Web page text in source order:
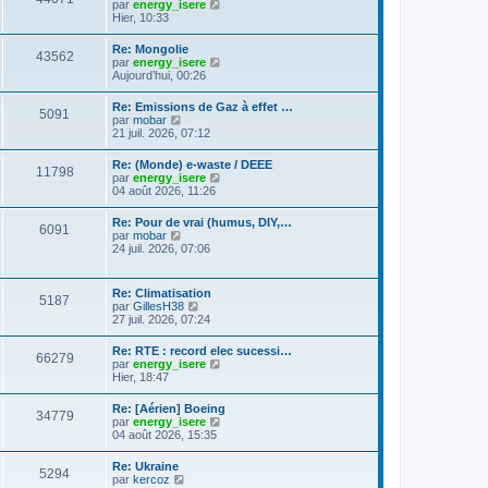
e
s
a
g
e
l
d
e
r
n
i
e
r
m
e
s
s
a
g
l
e
r
e
d
e
r
n
i
e
r
m
e
s
s
a
g
e
par energy_isere
e
r
d
e
r
e
r
s
Hier, 10:33
43562
Re: Mongolie
par energy_isere
s
u
e
r
d
e
r
r
s
a
Aujourd’hui, 00:26
5091
Re: Emissions de Gaz à effet …
par mobar
o
u
l
t
e
r
e
e
r
n
i
e
r
m
e
s
a
g
e
21 juil. 2026, 07:12
11798
Re: (Monde) e-waste / DEEE
par energy_isere
u
r
e
r
n
r
m
s
04 août 2026, 11:26
6091
Re: Pour de vrai (humus, DIY,…
par mobar
o
l
t
e
r
l
e
e
r
n
i
e
r
e
24 juil. 2026, 07:06
5187
Re: Climatisation
par GillesH38
o
s
u
l
e
r
l
e
d
27 juil. 2026, 07:24
66279
Re: RTE : record elec sucessi…
par energy_isere
u
e
Hier, 18:47
34779
Re: [Aérien] Boeing
par energy_isere
04 août 2026, 15:35
5294
Re: Ukraine
par kercoz